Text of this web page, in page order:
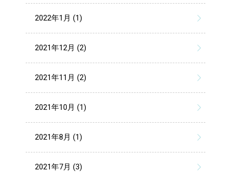
2022年1月 (1)
2021年12月 (2)
2021年11月 (2)
2021年10月 (1)
2021年8月 (1)
2021年7月 (3)